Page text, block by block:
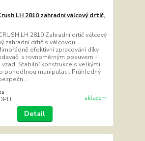
LH 2810 zahradní válcový drtič,
LH 2810 Zahradní drtič válcový
zahradní drtič s válcovou
efektivní zpracování díky
s rovnoměrným posuvem -
Stabilní konstrukce s velkými
pohodlnou manipulaci. Průhledný
skladem
Detail